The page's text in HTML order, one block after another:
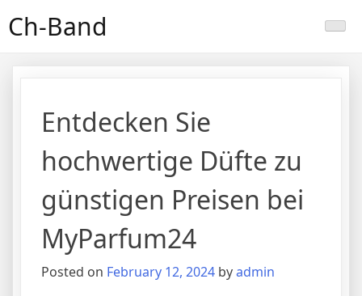
toCh-Band
Entdecken Sie
hochwertige Düfte zu
günstigen Preisen bei
MyParfum24
Posted on February 12, 2024 byadmin